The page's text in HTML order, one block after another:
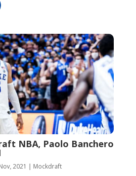
NBA, Paolo Banchero
2021 | Mockdraft